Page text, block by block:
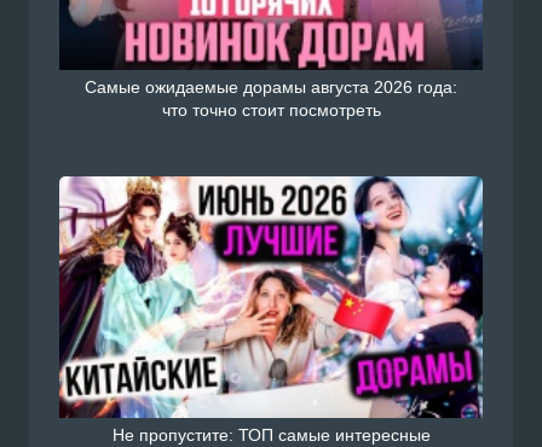
Самые ожидаемые дорамы августа 2026 года:
что точно стоит посмотреть
Не пропустите: ТОП самые интересные